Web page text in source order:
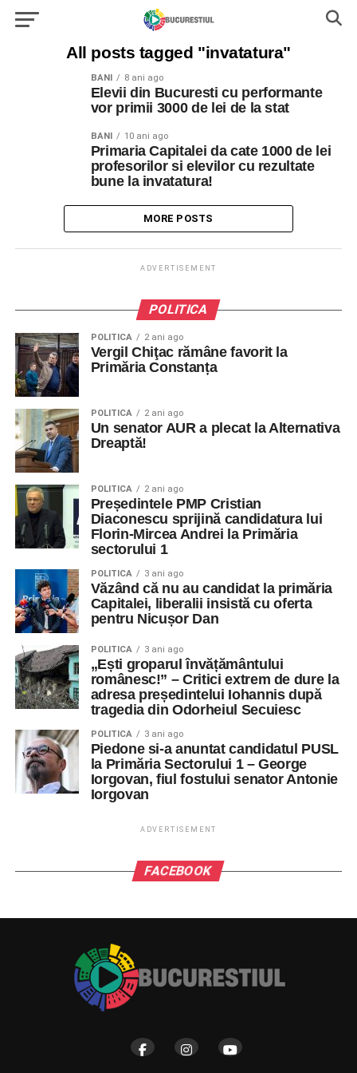
All posts tagged "invatatura"
BANI 8 ani ago
Elevii din Bucuresti cu performante
vor primii 3000 de lei de la stat
BANI 10 ani ago
Primaria Capitalei da cate 1000 de lei
profesorilor si elevilor cu rezultate
bune la invatatura!
MORE POSTS
ADVERTISEMENT
POLITICA
POLITICA 2 ani ago
Vergil Chiţac rămâne favorit la
Primăria Constanța
POLITICA 2 ani ago
Un senator AUR a plecat la Alternativa
Dreaptă!
POLITICA 2 ani ago
Președintele PMP Cristian
Diaconescu sprijină candidatura lui
Florin-Mircea Andrei la Primăria
sectorului 1
POLITICA 3 ani ago
Văzând că nu au candidat la primăria
Capitalei, liberalii insistă cu oferta
pentru Nicușor Dan
POLITICA 3 ani ago
„Ești groparul învățământului
românesc!” – Critici extrem de dure la
adresa președintelui Iohannis după
tragedia din Odorheiul Secuiesc
POLITICA 3 ani ago
Piedone si-a anuntat candidatul PUSL
la Primăria Sectorului 1 – George
Iorgovan, fiul fostului senator Antonie
Iorgovan
ADVERTISEMENT
FACEBOOK